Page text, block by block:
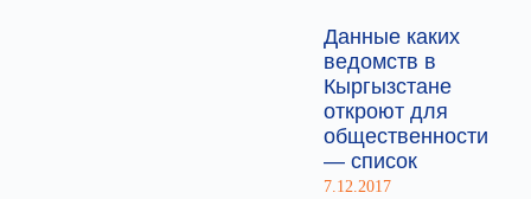
Данные каких
ведомств в
Кыргызстане
откроют для
общественности
— список
7.12.2017